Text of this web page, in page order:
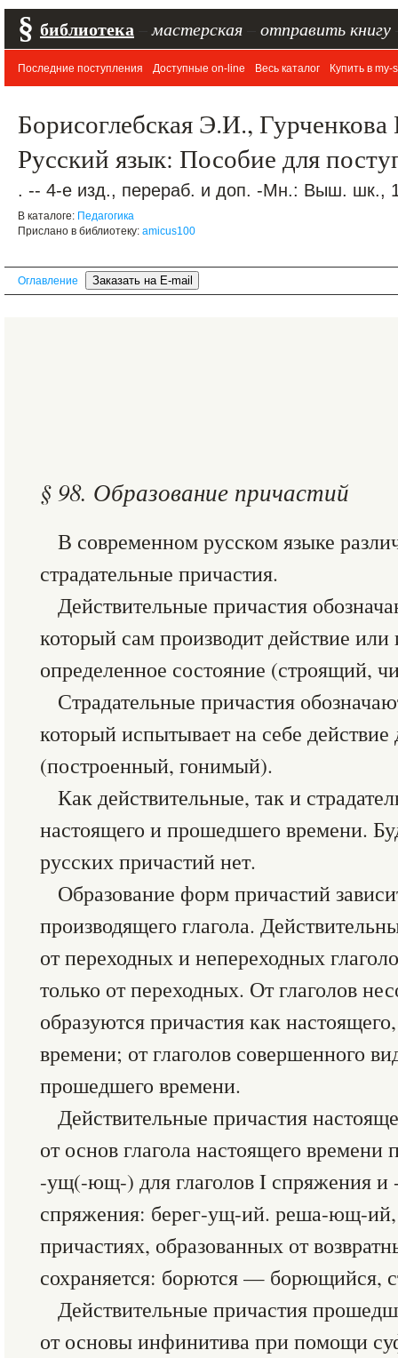
§ библиотека мастерская отправить книгу
Последние поступления Доступные on-line Весь каталог Купить в my-
Борисоглебская Э.И.,
Русский язык: Пособие для
. -- 4-е изд., перераб. и доп. -Мн.: Выш. шк.,
В каталоге: Педагогика
Прислано в библиотеку: amicus100
Оглавление
§ 98. Образование причастий
В современном русском языке
страдательные причастия.
Действительные причастия
который сам производит действие
определенное состояние (строящий,
Страдательные причастия
который испытывает на себе действие
(построенный, гонимый).
Как действительные, так и
настоящего и прошедшего времени.
русских причастий нет.
Образование форм причастий
производящего глагола.
от переходных и непереходных
только от переходных. От глаголов
образуются причастия как
времени; от глаголов совершенного
прошедшего времени.
Действительные причастия
от основ глагола настоящего
-ущ(-ющ-) для глаголов I спряжения и
спряжения: берег-ущ-ий. реша-ющ-
причастиях, образованных от
сохраняется: борются — борющийся,
Действительные причастия
от основы инфинитива при помощи